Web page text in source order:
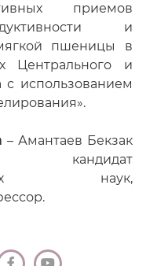
приемов
и
мягкой пшеницы в
Центрального и
с использованием
– Амантаев Бекзак
кандидат
наук,